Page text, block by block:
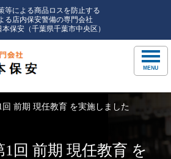
等による商品ロスを防止する
る店内保安警備の専門会社
保安（千葉県千葉市中央区）
前期 現任教育 を実施しました
回 前期 現任教育 を